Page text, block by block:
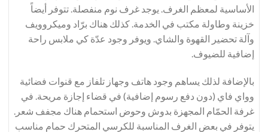
الأساسية لمعظم الغرف. يوجد غرف نوم منفصلة. تتوفر أيضاً
خزينة وطاولة مكتب في الخدمة. كذلك هناك برّاد وميكروويف
وآلة تحضير القهوة والشاي. ويوفر وجود عدّة كي ملابس راحة
إضافية للضيوف.
بالإضافة لذلك يساهم وجود هاتف وجهاز تلفاز مع قنوات فضائية
وواي فاي (دون دفع رسوم إضافية) في قضاء إجازة مريحة. في
غرفة الحمّام المجهزة بدوش وحوض استحمام هناك مجفف شعر.
يتوفر في بعض الغرف المناسبة للكرسي المتحرك حمام مناسب